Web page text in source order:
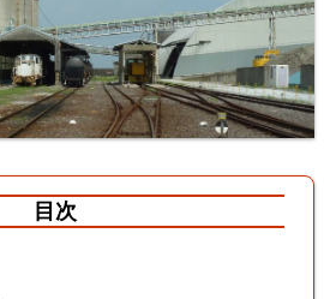
目次